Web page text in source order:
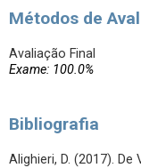
Métodos de
Avaliação Final
Exame: 100.0%
Bibliografia
Alighieri, D. (2017).